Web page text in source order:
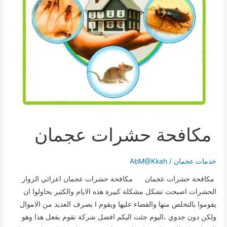
مكافحة حشرات عجمان
خدمات عجمان /
AbM@Kkah
مكافحة حشرات عجمان مكافحة حشرات عجمان اعزائي الزوار
الحشرات اصبحت تشكل مشكلة كبيرة هذه الايام والكثير يحاولوا ان
يقوموا بالتخلص منها والقضاء عليها ويقوم ا بصرف العديد من الاموال
ولكن دون جدوي ،اليوم جئت اليكم افضل شركة تقوم بفعل هذا وهو